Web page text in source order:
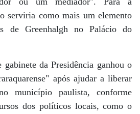
serviria como mais um elemento
de Greenhalgh no Palácio do
da Presidência ganhou o
após ajudar a liberar
município paulista, conforme
dos políticos locais, como o